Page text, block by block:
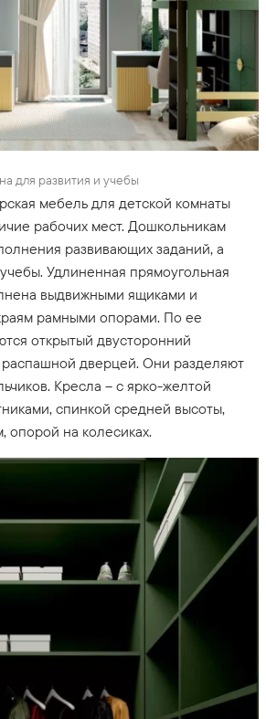
для развития и учебы
мебель для детской комнаты
рабочих мест. Дошкольникам
развивающих заданий, а
Удлиненная прямоугольная
выдвижными ящиками и
рамными опорами. По ее
открытый двусторонний
дверцей. Они разделяют
Кресла – с ярко-желтой
спинкой средней высоты,
опорой на колесиках.